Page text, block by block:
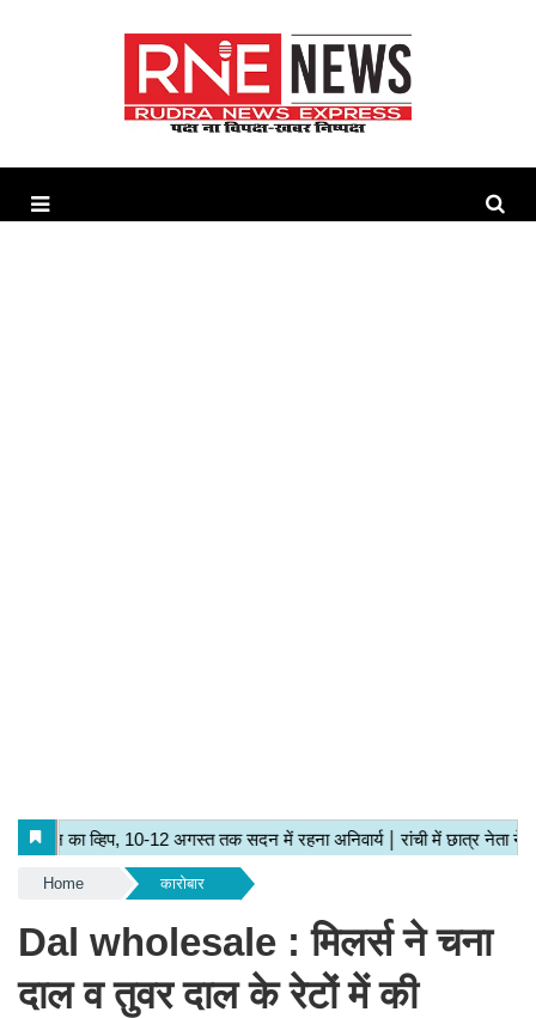
Home कारोबार
Dal wholesale : मिलर्स ने चना
दाल व तुवर दाल के रेटों में की